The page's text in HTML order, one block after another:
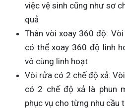
việc vệ sinh cũng như sơ
quả
Thân vòi xoay 360 độ:
có thể xoay 360 độ linh
vô cùng linh hoạt
Vòi rửa có 2 chế độ xả:
có 2 chế độ xả là phun
phục vụ cho từng nhu cầu